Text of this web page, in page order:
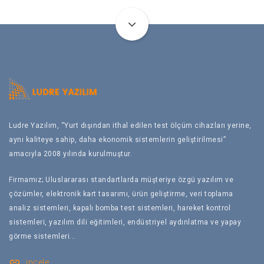
Ludre Yazılım, “Yurt dışından ithal edilen test ölçüm cihazları yerine,
aynı kaliteye sahip, daha ekonomik sistemlerin geliştirilmesi”
amacıyla 2008 yılında kurulmuştur.
Firmamız; Uluslararası standartlarda müşteriye özgü yazılım ve
çözümler, elektronik kart tasarımı, ürün geliştirme, veri toplama
analiz sistemleri, kapalı bomba test sistemleri, hareket kontrol
sistemleri, yazılım dili eğitimleri, endüstriyel aydınlatma ve yapay
görme sistemleri...